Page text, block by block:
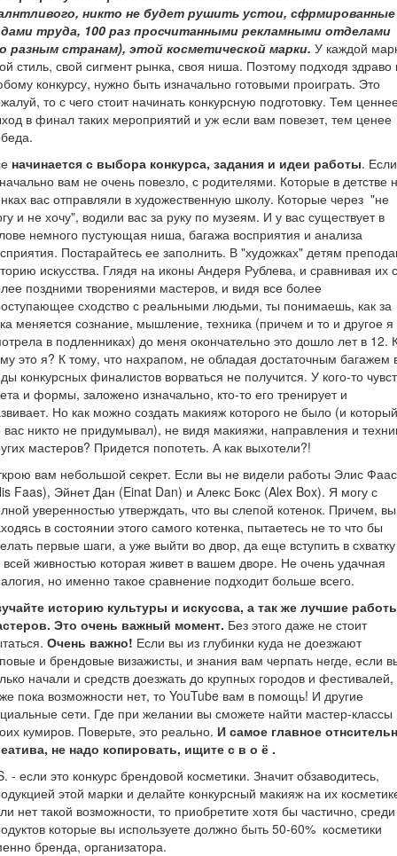
никто не будет рушить устои, сфрмированные
труда, 100 раз просчитанными рекламными отделами
разным странам), этой косметической марки. У каждой
стиль, свой сигмент рынка, своя ниша. Поэтому подходя здраво
конкурсу, нужно быть изначально готовыми проиграть. Это
то с чего стоит начинать конкурсную подготовку. Тем
в финал таких мероприятий и уж если вам повезет, тем ценее
начинается с выбора конкурса, задания и идеи работы. Если
вам не очень повезло, с родителями. Которые в детстве
вас отправляли в художественную школу. Которые через "не
и не хочу", водили вас за руку по музеям. И у вас существует в
немного пустующая ниша, багажа восприятия и анализа
Постарайтесь ее заполнить. В "художках" детям
искусства. Глядя на иконы Андеря Рублева, и сравнивая их с
поздними творениями мастеров, и видя все более
сходство с реальными людьми, ты понимаешь, как за
меняется сознание, мышление, техника (причем и то и другое я
в подленниках) до меня окончательно это дошло лет в 12.
это я? К тому, что нахрапом, не обладая достаточным багажем
конкурсных финалистов ворваться не получится. У кого-то
и формы, заложено изначально, кто-то его тренирует и
Но как можно создать макияж которого не было (и который
вас никто не придумывал), не видя макияжи, направления и
мастеров? Придется попотеть. А как выхотели?!
вам небольшой секрет. Если вы не видели работы Элис Фаас
Faas), Эйнет Дан (Einat Dan) и Алекс Бокс (Alex Box). Я могу с
уверенностью утверждать, что вы слепой котенок. Причем, вы
в состоянии этого самого котенка, пытаетесь не то что бы
первые шаги, а уже выйти во двор, да еще вступить в схватку
всей живностью которая живет в вашем дворе. Не очень удачная
но именно такое сравнение подходит больше всего.
историю культуры и искуссва, а так же лучшие
Это очень важный момент. Без этого даже не стоит
Очень важно! Если вы из глубинки куда не доезжают
и брендовые визажисты, и знания вам черпать негде, если
начали и средств доезжать до крупных городов и фестивалей,
пока возможности нет, то YouTube вам в помощь! И другие
сети. Где при желании вы сможете найти мастер-классы
кумиров. Поверьте, это реально. И самое главное
не надо копировать, ищите с в о ё .
- если это конкурс брендовой косметики. Значит обзаводитесь,
этой марки и делайте конкурсный макияж на их
нет такой возможности, то приобретите хотя бы частично, среди
которые вы используете должно быть 50-60% косметики
бренда, организатора.